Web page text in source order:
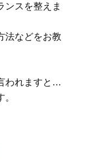
ンスを整えま
法などをお教
われますと…